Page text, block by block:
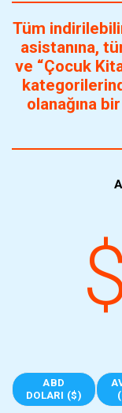
Tüm
asistanına,
ve “Çocuk
olanağına
ABD
DOLARI ($)